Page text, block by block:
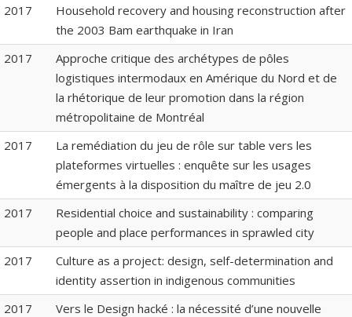
2017
Household recovery and housing reconstruction after
the 2003 Bam earthquake in Iran
2017
Approche critique des archétypes de pôles
logistiques intermodaux en Amérique du Nord et de
la rhétorique de leur promotion dans la région
métropolitaine de Montréal
2017
La remédiation du jeu de rôle sur table vers les
plateformes virtuelles : enquête sur les usages
émergents à la disposition du maître de jeu 2.0
2017
Residential choice and sustainability : comparing
people and place performances in sprawled city
2017
Culture as a project: design, self-determination and
identity assertion in indigenous communities
2017
Vers le Design hacké : la nécessité d’une nouvelle